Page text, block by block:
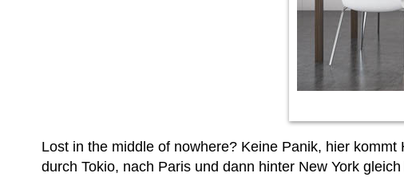
Lost in the middle of nowhere? Keine Panik, hier
durch Tokio, nach Paris und dann hinter New York